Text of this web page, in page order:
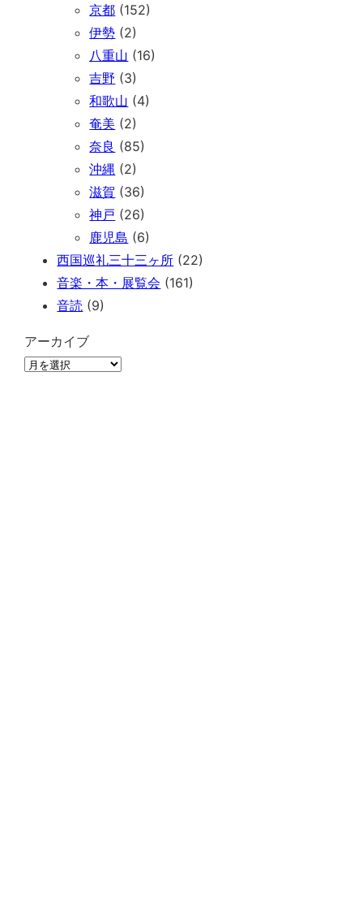
京都 (152)
伊勢 (2)
八重山 (16)
吉野 (3)
和歌山 (4)
奄美 (2)
奈良 (85)
沖縄 (2)
滋賀 (36)
神戸 (26)
鹿児島 (6)
西国巡礼三十三ヶ所 (22)
音楽・本・展覧会 (161)
音読 (9)
アーカイブ